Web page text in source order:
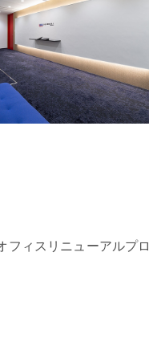
フィスリニューアルプロ